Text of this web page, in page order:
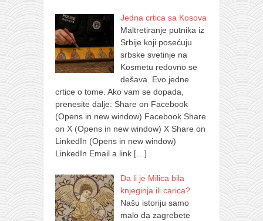
Jedna crtica sa Kosova
Maltretiranje putnika iz
Srbije koji posećuju
srbske svetinje na
Kosmetu redovno se
dešava. Evo jedne
crtice o tome. Ako vam se dopada,
prenesite dalje: Share on Facebook
(Opens in new window) Facebook Share
on X (Opens in new window) X Share on
LinkedIn (Opens in new window)
LinkedIn Email a link […]
Da li je Milica bila
knjeginja ili carica?
Našu istoriju samo
malo da zagrebete